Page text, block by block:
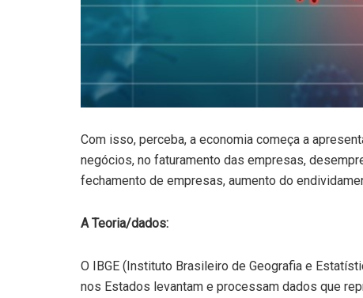
Com isso, perceba, a economia começa a
negócios, no faturamento das empresas,
fechamento de empresas, aumento do
A Teoria/dados:
O IBGE (Instituto Brasileiro de Geografia e
nos Estados levantam e processam dados que